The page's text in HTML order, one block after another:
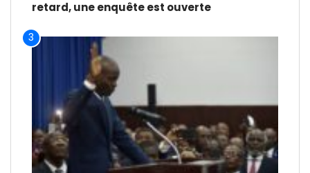
retard, une enquête est ouverte
3